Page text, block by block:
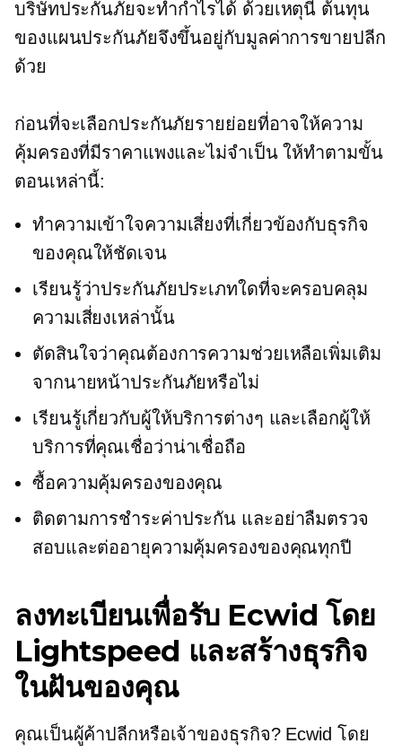
บริษัทประกันภัยจะทำกำไรได้ ด้วยเหตุนี้ ต้นทุน
ของแผนประกันภัยจึงขึ้นอยู่กับมูลค่าการขายปลีก
ด้วย
ก่อนที่จะเลือกประกันภัยรายย่อยที่อาจให้ความ
คุ้มครองที่มีราคาแพงและไม่จำเป็น ให้ทำตามขั้น
ตอนเหล่านี้:
ทำความเข้าใจความเสี่ยงที่เกี่ยวข้องกับธุรกิจ
ของคุณให้ชัดเจน
เรียนรู้ว่าประกันภัยประเภทใดที่จะครอบคลุม
ความเสี่ยงเหล่านั้น
ตัดสินใจว่าคุณต้องการความช่วยเหลือเพิ่มเติม
จากนายหน้าประกันภัยหรือไม่
เรียนรู้เกี่ยวกับผู้ให้บริการต่างๆ และเลือกผู้ให้
บริการที่คุณเชื่อว่าน่าเชื่อถือ
ซื้อความคุ้มครองของคุณ
ติดตามการชำระค่าประกัน และอย่าลืมตรวจ
สอบและต่ออายุความคุ้มครองของคุณทุกปี
ลงทะเบียนเพื่อรับ Ecwid โดย
Lightspeed และสร้างธุรกิจ
ในฝันของคุณ
คุณเป็นผู้ค้าปลีกหรือเจ้าของธุรกิจ? Ecwid โดย